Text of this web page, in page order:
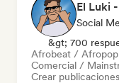
El Luki
Social
&gt; 700
Afrobeat / Afropop
Comercial /
Crear